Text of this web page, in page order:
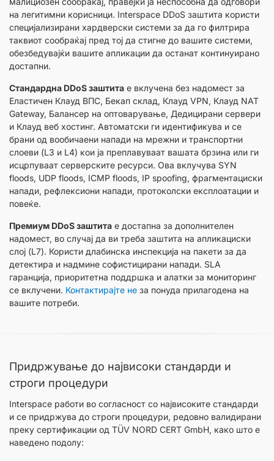
на легитимни корисници. Interspace DDoS заштита користи
специјализирани хардверски системи за да го филтрира
таквиот сообраќај пред тој да стигне до вашите системи,
обезбедувајќи вашите апликации да останат континуирано
достапни.
Стандардна DDoS заштита е вклучена без надомест за
Еластичен Клауд ВПС, Бекап склад, Клауд VPN, Клауд NAT
Gateway, Балансер на оптоварување, Дедицирани сервери
и Клауд веб хостинг. Автоматски ги идентификува и се
брани од вообичаени напади на мрежни и транспортни
слоеви (L3 и L4) кои ја преплавуваат вашата брзина или ги
исцрпуваат серверските ресурси. Ова вклучува SYN
floods, UDP floods, ICMP floods, IP spoofing, фрагментациски
напади, рефлексиони напади, протоколски експлоатации и
повеќе.
Премиум DDoS заштита е достапна за дополнителен
надомест, во случај да ви треба заштита на апликациски
слој (L7). Користи длабинска инспекција на пакети за да
детектира и надмине софистицирани напади. SLA
гаранција, приоритетна поддршка и алатки за мониторинг
се вклучени. Контактирајте не за понуда прилагодена на
вашите потреби.
Придржување до највисоки стандарди и
строги процедури
Interspace работи во согласност со највисоките стандарди
и се придржува до строги процедури, редовно валидирани
преку сертификации од TÜV NORD CERT GmbH, како што е
наведено подолу: